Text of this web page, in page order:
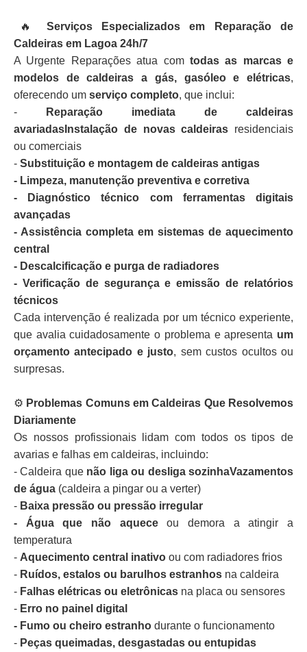
🔥
Serviços Especializados em Reparação de
Caldeiras em Lagoa 24h/7
A Urgente Reparações atua com todas as marcas e
modelos de caldeiras a gás, gasóleo e elétricas,
oferecendo um serviço completo, que inclui:
-
Reparação imediata de caldeiras
avariadasInstalação de novas caldeiras residenciais
ou comerciais
- Substituição e montagem de caldeiras antigas
- Limpeza, manutenção preventiva e corretiva
- Diagnóstico técnico com ferramentas digitais
avançadas
- Assistência completa em sistemas de aquecimento
central
- Descalcificação e purga de radiadores
- Verificação de segurança e emissão de relatórios
técnicos
Cada intervenção é realizada por um técnico experiente,
que avalia cuidadosamente o problema e apresenta um
orçamento antecipado e justo, sem custos ocultos ou
surpresas.
⚙️ Problemas Comuns em Caldeiras Que Resolvemos
Diariamente
Os nossos profissionais lidam com todos os tipos de
avarias e falhas em caldeiras, incluindo:
- Caldeira que não liga ou desliga sozinhaVazamentos
de água (caldeira a pingar ou a verter)
- Baixa pressão ou pressão irregular
- Água que não aqueceou demora a atingir a
temperatura
- Aquecimento central inativo ou com radiadores frios
- Ruídos, estalos ou barulhos estranhos na caldeira
- Falhas elétricas ou eletrônicas na placa ou sensores
- Erro no painel digital
- Fumo ou cheiro estranho durante o funcionamento
- Peças queimadas, desgastadas ou entupidas